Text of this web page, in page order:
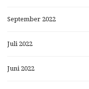
September 2022
Juli 2022
Juni 2022